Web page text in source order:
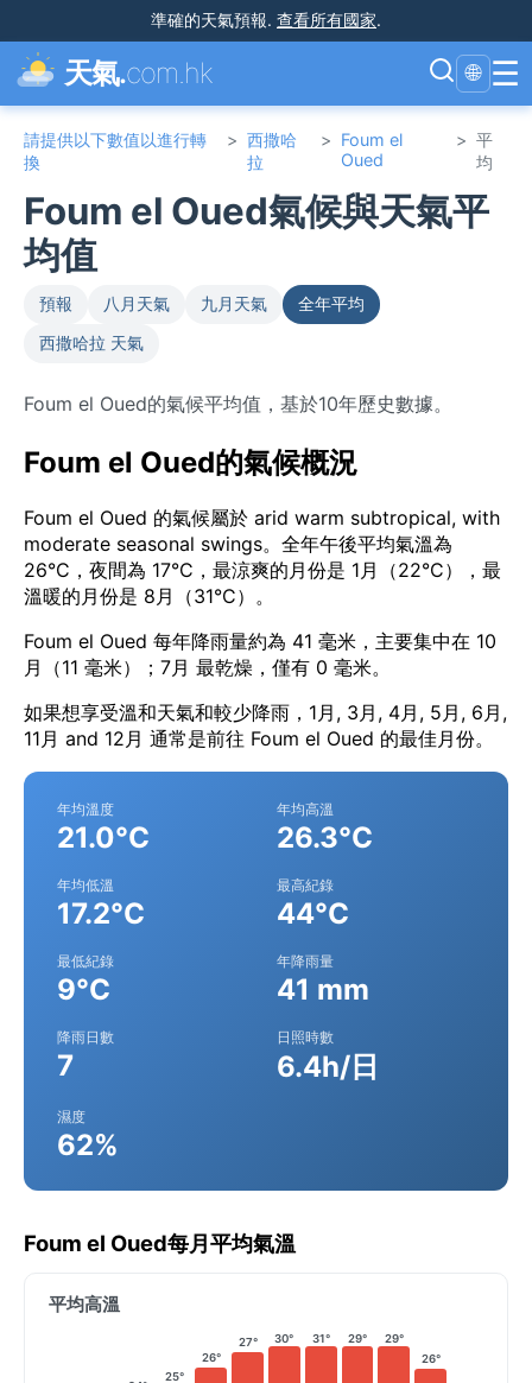
準確的天氣預報. 查看所有國家.
天氣.com.hk 🌐 ☰
請提供以下數值以進行轉
換
> 西撒哈
拉
> Foum el
Oued
> 平
均
Foum el Oued氣候與天氣平
均值
預報 八月天氣 九月天氣
全年平均
西撒哈拉 天氣
Foum el Oued的氣候平均值，基於10年歷史數據。
Foum el Oued的氣候概況
Foum el Oued 的氣候屬於 arid warm subtropical, with
moderate seasonal swings。全年午後平均氣溫為
26°C，夜間為 17°C，最涼爽的月份是 1月（22°C），最
溫暖的月份是 8月（31°C）。
Foum el Oued 每年降雨量約為 41 毫米，主要集中在 10
月（11 毫米）；7月 最乾燥，僅有 0 毫米。
如果想享受溫和天氣和較少降雨，1月, 3月, 4月, 5月, 6月,
11月 and 12月 通常是前往 Foum el Oued 的最佳月份。
年均溫度
21.0°C
年均高溫
26.3°C
年均低溫
17.2°C
最高紀錄
44°C
最低紀錄
9°C
年降雨量
41 mm
降雨日數
7
日照時數
6.4h/日
濕度
62%
Foum el Oued每月平均氣溫
平均高溫
25°
26°
27° 30° 31° 29° 29°
26°